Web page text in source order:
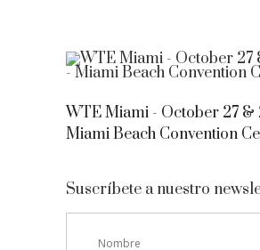
WTE Miami - October 27 &
Miami Beach Convention
Suscríbete a nuestro